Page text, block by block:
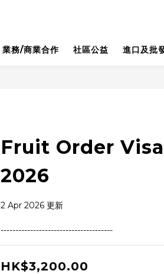
業務/商業合作 社區公益 進口及批
Fruit Order Visa
2026
2 Apr 2026 更新
--------------------------------------
HK$3,200.00